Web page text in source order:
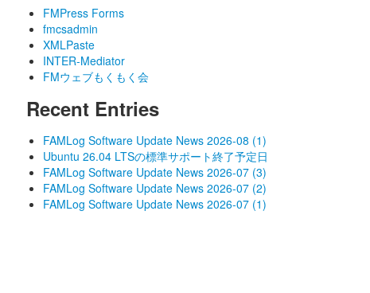
FMPress Forms
fmcsadmin
XMLPaste
INTER-Mediator
FMウェブもくもく会
Recent Entries
FAMLog Software Update News 2026-08 (1)
Ubuntu 26.04 LTSの標準サポート終了予定日
FAMLog Software Update News 2026-07 (3)
FAMLog Software Update News 2026-07 (2)
FAMLog Software Update News 2026-07 (1)